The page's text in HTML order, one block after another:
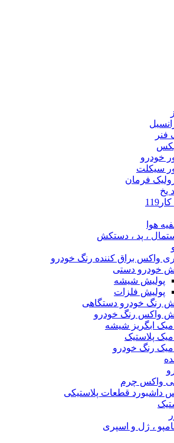
خودرو
سیکلت
فرمان
یخ
هوا
، پد ، دستکش
واکس براق کننده رنگ خودرو
خودرو دستی
پولیش شیشه
پولیش فلزات
رنگ خودرو دستگاهی
واکس رنگ خودرو
ابگریز شیشه
پلاستیک
رنگ خودرو
واکس چرم
داشبورد قطعات پلاستیکی
، ژل و اسپری